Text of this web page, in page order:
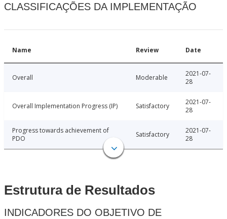
CLASSIFICAÇÕES DA IMPLEMENTAÇÃO
Name Review Date
Overall Moderable
2021-07-
28
Overall Implementation Progress (IP) Satisfactory
2021-07-
28
Progress towards achievement of
PDO
Satisfactory
2021-07-
28
Estrutura de Resultados
INDICADORES DO OBJETIVO DE